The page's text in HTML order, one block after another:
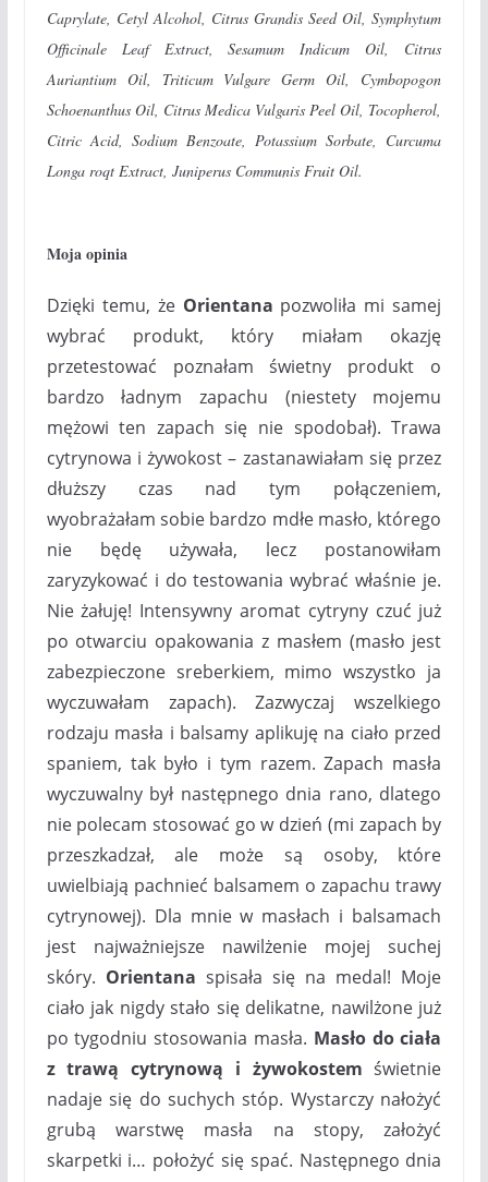
Caprylate, Cetyl Alcohol, Citrus Grandis Seed Oil, Symphytum
Officinale Leaf Extract, Sesamum Indicum Oil, Citrus
Auriantium Oil, Triticum Vulgare Germ Oil, Cymbopogon
Schoenanthus Oil, Citrus Medica Vulgaris Peel Oil, Tocopherol,
Citric Acid, Sodium Benzoate, Potassium Sorbate, Curcuma
Longa roqt Extract, Juniperus Communis Fruit Oil.
Moja opinia
Dzięki temu, że Orientana pozwoliła mi samej
wybrać produkt, który miałam okazję
przetestować poznałam świetny produkt o
bardzo ładnym zapachu (niestety mojemu
mężowi ten zapach się nie spodobał). Trawa
cytrynowa i żywokost – zastanawiałam się przez
dłuższy czas nad tym połączeniem,
wyobrażałam sobie bardzo mdłe masło, którego
nie będę używała, lecz postanowiłam
zaryzykować i do testowania wybrać właśnie je.
Nie żałuję! Intensywny aromat cytryny czuć już
po otwarciu opakowania z masłem (masło jest
zabezpieczone sreberkiem, mimo wszystko ja
wyczuwałam zapach). Zazwyczaj wszelkiego
rodzaju masła i balsamy aplikuję na ciało przed
spaniem, tak było i tym razem. Zapach masła
wyczuwalny był następnego dnia rano, dlatego
nie polecam stosować go w dzień (mi zapach by
przeszkadzał, ale może są osoby, które
uwielbiają pachnieć balsamem o zapachu trawy
cytrynowej). Dla mnie w masłach i balsamach
jest najważniejsze nawilżenie mojej suchej
skóry. Orientana spisała się na medal! Moje
ciało jak nigdy stało się delikatne, nawilżone już
po tygodniu stosowania masła. Masło do ciała
z trawą cytrynową i żywokostemświetnie
nadaje się do suchych stóp. Wystarczy nałożyć
grubą warstwę masła na stopy, założyć
skarpetki i… położyć się spać. Następnego dnia